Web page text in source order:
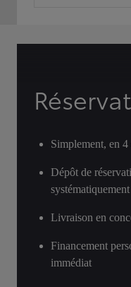
Simplement, en 4
Dépôt de
Livraison en
Financement
immédiat